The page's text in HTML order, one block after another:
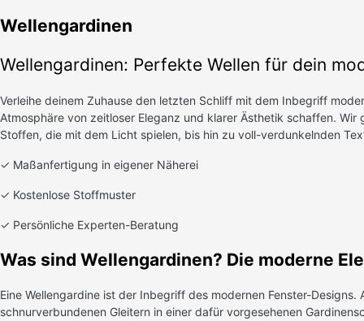
Wellengardinen
Wellengardinen: Perfekte Wellen für dein
Verleihe deinem Zuhause den letzten Schliff mit dem Inbegriff
Atmosphäre von zeitloser Eleganz und klarer Ästhetik schaffen.
Stoffen, die mit dem Licht spielen, bis hin zu voll-verdunkelnden
✓ Maßanfertigung in eigener Näherei
✓ Kostenlose Stoffmuster
✓ Persönliche Experten-Beratung
Was sind Wellengardinen? Die moderne
Eine Wellengardine ist der Inbegriff des modernen Fenster-
schnurverbundenen Gleitern in einer dafür vorgesehenen